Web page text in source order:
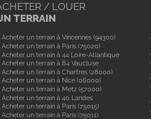
/ LOUER
TERRAIN
Acheter un terrain à Vincennes (94300)
Acheter un terrain à Paris (75020)
Acheter un terrain à 44 Loire-Atlantique
Acheter un terrain à 84 Vaucluse
Acheter un terrain à Chartres (28000)
Acheter un terrain à Nice (06000)
Acheter un terrain à Metz (57000)
Acheter un terrain à 40 Landes
Acheter un terrain à Paris (75015)
Acheter un terrain à Paris (75011)